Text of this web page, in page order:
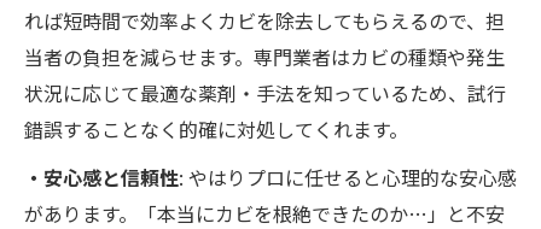
れば短時間で効率よくカビを除去してもらえるので、担
当者の負担を減らせます。専門業者はカビの種類や発生
状況に応じて最適な薬剤・手法を知っているため、試行
錯誤することなく的確に対処してくれます。
・安心感と信頼性: やはりプロに任せると心理的な安心感
があります。「本当にカビを根絶できたのか…」と不安